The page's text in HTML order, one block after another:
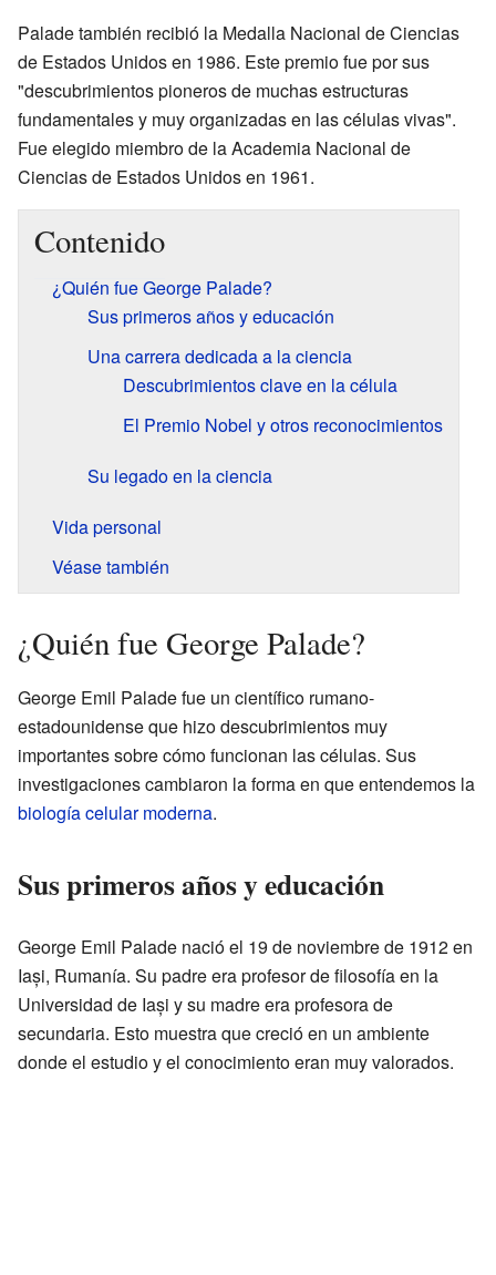
Palade también recibió la Medalla Nacional de Ciencias
de Estados Unidos en 1986. Este premio fue por sus
"descubrimientos pioneros de muchas estructuras
fundamentales y muy organizadas en las células vivas".
Fue elegido miembro de la Academia Nacional de
Ciencias de Estados Unidos en 1961.
Contenido
¿Quién fue George Palade?
Sus primeros años y educación
Una carrera dedicada a la ciencia
Descubrimientos clave en la célula
El Premio Nobel y otros reconocimientos
Su legado en la ciencia
Vida personal
Véase también
¿Quién fue George Palade?
George Emil Palade fue un científico rumano-
estadounidense que hizo descubrimientos muy
importantes sobre cómo funcionan las células. Sus
investigaciones cambiaron la forma en que entendemos la
biología celular moderna.
Sus primeros años y educación
George Emil Palade nació el 19 de noviembre de 1912 en
Iași, Rumanía. Su padre era profesor de filosofía en la
Universidad de Iași y su madre era profesora de
secundaria. Esto muestra que creció en un ambiente
donde el estudio y el conocimiento eran muy valorados.